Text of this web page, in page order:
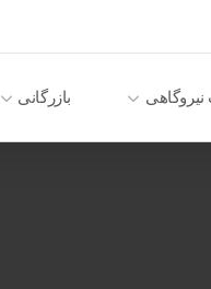
بازرگانی